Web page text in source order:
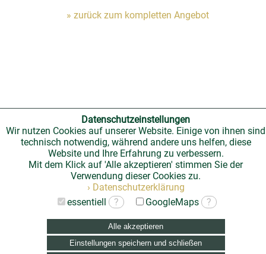
Datenschutzeinstellungen
Wir nutzen Cookies auf unserer Website. Einige von ihnen sind
technisch notwendig, während andere uns helfen, diese
Website und Ihre Erfahrung zu verbessern.
Mit dem Klick auf 'Alle akzeptieren' stimmen Sie der
Verwendung dieser Cookies zu.
› Datenschutzerklärung
essentiell ? GoogleMaps ?
Alle akzeptieren
Einstellungen speichern und schließen
» zurück zum kompletten Angebot